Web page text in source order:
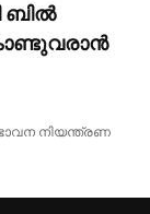
ബിൽ
നിയന്ത്രണ